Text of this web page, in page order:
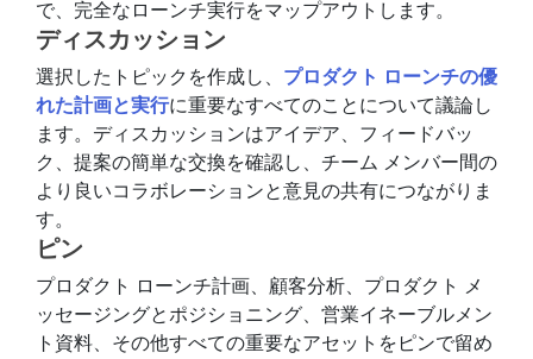
で、完全なローンチ実行をマップアウトします。
ディスカッション
選択したトピックを作成し、 プロダクト ローンチの優
れた計画と実行に重要なすべてのことについて議論し
ます。ディスカッションはアイデア、フィードバッ
ク、提案の簡単な交換を確認し、チーム メンバー間の
より良いコラボレーションと意見の共有につながりま
す。
ピン
プロダクト ローンチ計画、顧客分析、プロダクト メ
ッセージングとポジショニング、営業イネーブルメン
ト資料、その他すべての重要なアセットをピンで留め